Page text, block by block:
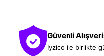
Güvenli
İyzico ile birlikte